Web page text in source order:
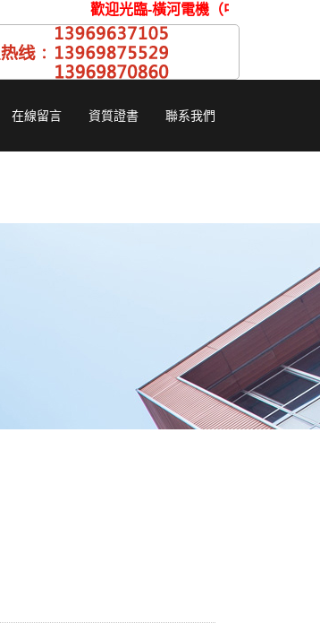
歡迎光臨-橫河電機（
在線留言 資質證書 聯系我們